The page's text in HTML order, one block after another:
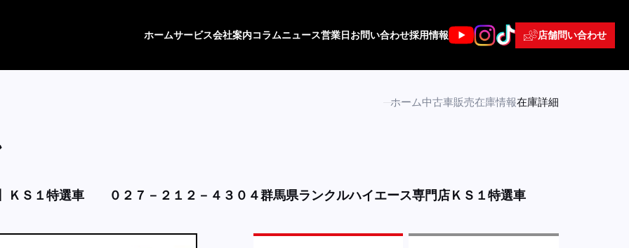
ホームサービス会社案内コラムニュース営業日 お問い合わせ採用情報 店舗問い合わせ
ホーム中古車販売在庫情報在庫詳細
ＫＳ１特選車 ０２７－２１２－４３０４群馬県ランクルハイエース専門店ＫＳ１特選車